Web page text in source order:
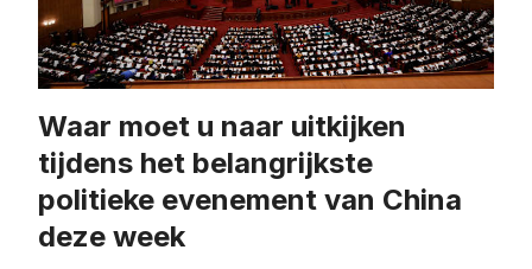
Waar moet u naar uitkijken
tijdens het belangrijkste
politieke evenement van China
deze week